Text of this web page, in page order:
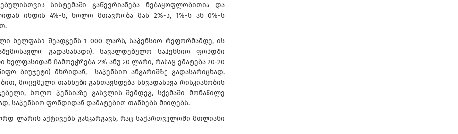
სისტემაში გაწევრიანება ნებაყოფლობითია და
იხდის 4%-ს, ხოლო მთავრობა მას 2%-ს, 1%-ს ან 0%-ს
ხელფასი შეადგენს 1 000 ლარს, საპენსიო რეფორმამდე, ის
გადასახადი). სავალდებულო საპენსიო ფონდში
ჩამოეჭრება 2% ანუ 20 ლარი, რასაც ემატება 20-20
ბიუჯეტი) მხრიდან, საპენსიო ანგარიშზე გადასარიცხად.
მოცემული თანხები განთავსდება სხვადასხვა რისკიანობის
ხოლო პენსიაზე გასვლის შემდეგ, სქემაში მონაწილე
საპენსიო ფონდიდან დამატებით თანხებს მიიღებს.
ლარის აქტივებს განკარგავს, რაც საქართველოში მთლიანი